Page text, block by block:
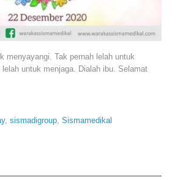
menyayangi. Tak pernah lelah untuk
lelah untuk menjaga. Dialah ibu. Selamat
, sismadigroup Sismamedikal